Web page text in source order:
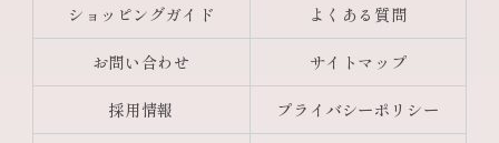
ショッピングガイド よくある質問
お問い合わせ サイトマップ
採用情報 プライバシーポリシー